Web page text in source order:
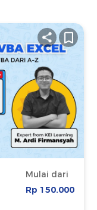
Mulai dari
Rp 150.000